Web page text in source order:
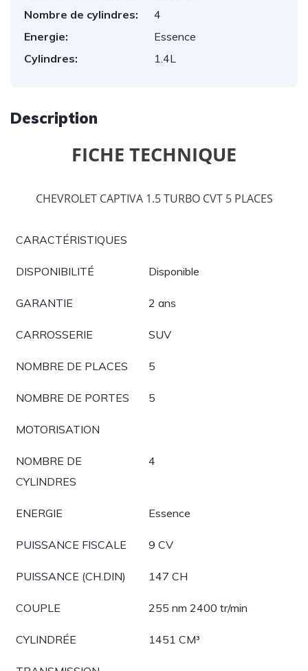
Nombre de cylindres:
4
Energie:
Essence
Cylindres:
1.4L
Description
FICHE TECHNIQUE
CHEVROLET CAPTIVA 1.5 TURBO CVT 5 PLACES
CARACTÉRISTIQUES
DISPONIBILITÉ Disponible
GARANTIE 2 ans
CARROSSERIE SUV
NOMBRE DE PLACES 5
NOMBRE DE PORTES 5
MOTORISATION
NOMBRE DE
CYLINDRES
4
ENERGIE Essence
PUISSANCE FISCALE 9 CV
PUISSANCE (CH.DIN) 147 CH
COUPLE 255 nm 2400 tr/min
CYLINDRÉE 1451 CM³